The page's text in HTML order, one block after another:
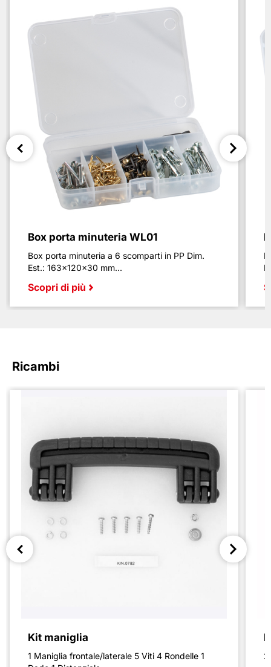
Box porta minuteria WL01
Box porta minuteria a 6 scomparti in PP Dim.
Est.: 163x120x30 mm...
Scopri di più
Ricambi
Kit maniglia
1 Maniglia frontale/laterale 5 Viti 4 Rondelle 1
2